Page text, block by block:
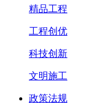
精品工程
工程创优
科技创新
文明施工
政策法规